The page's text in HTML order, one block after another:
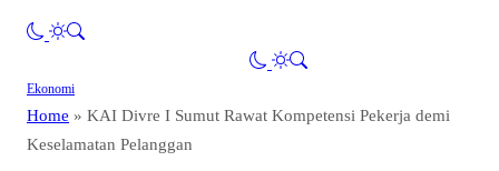
Ekonomi
Home » KAI Divre I Sumut Rawat Kompetensi Pekerja demi
Keselamatan Pelanggan